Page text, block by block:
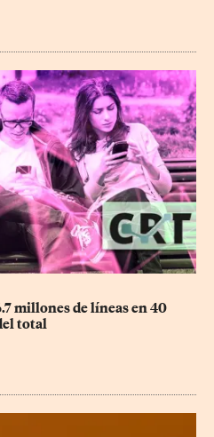
millones de líneas en 40
total